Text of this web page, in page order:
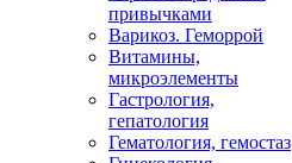
привычками
Варикоз. Геморрой
Витамины,
микроэлементы
Гастрология,
гепатология
Гематология, гемостаз